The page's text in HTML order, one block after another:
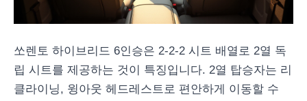
쏘렌토 하이브리드 6인승은 2-2-2 시트 배열로 2열 독
립 시트를 제공하는 것이 특징입니다. 2열 탑승자는 리
클라이닝, 윙아웃 헤드레스트로 편안하게 이동할 수